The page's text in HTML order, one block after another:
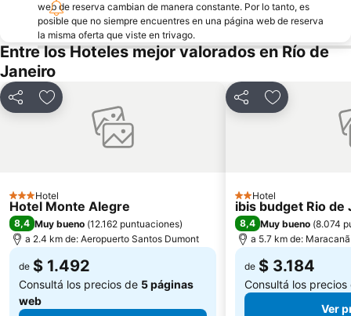
Sambódromo
Isla de Paquetá
Planetario de la Ciudad de Río de Janeiro
Consulate General of the Unites States
Museo Nacional de Bellas Artes
Carioca Metro Station
Expo Católica
Rio Boat Show
Santuário de Nossa Senhora da Penha
web de reserva cambian de manera constante. Por lo tanto, es
posible que no siempre encuentres en una página web de reserva
la misma oferta que viste en trivago.
Entre los Hoteles mejor valorados en Río de
Janeiro
CompartirAñadir a favoritos
3 Estrellas
Hotel
Hotel Monte Alegre
8,4 Muy bueno (12.162 puntuaciones)
a 2.4 km de: Aeropuerto Santos Dumont
de $ 1.492
Consultá los precios de 5 páginas
web
CompartirAñadir a
2 Estrellas
Hotel
ibis budget Rio de
8,4 Muy bueno (8.074
a 5.7 km de:
de $ 3.184
Consultá los
Ver